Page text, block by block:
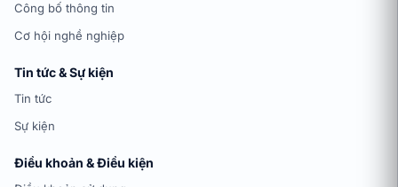
Công bố thông tin
Cơ hội nghề nghiệp
Tin tức & Sự kiện
Tin tức
Sự kiện
Điều khoản & Điều kiện